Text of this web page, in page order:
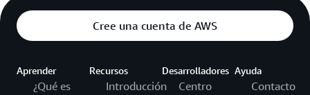
Cree una cuenta de AWS
Aprender
¿Qué es
Recursos
Introducción
Desarrolladores
Centro
Ayuda
Contacto